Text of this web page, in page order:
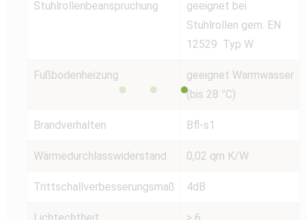
Stuhlrollenbeanspruchung
geeignet bei
Stuhlrollen gem. EN
12529 Typ W
Fußbodenheizung
geeignet Warmwasser
(bis 28 °C)
Brandverhalten Bfl-s1
Wärmedurchlasswiderstand 0,02 qm K/W
Trittschallverbesserungsmaß 4dB